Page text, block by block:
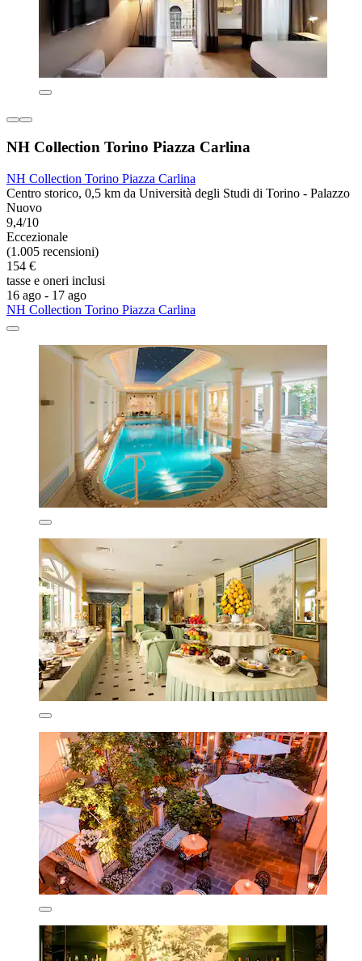
NH Collection Torino Piazza Carlina
NH Collection Torino Piazza Carlina
Centro storico, 0,5 km da Università degli Studi di Torino - Palazzo
Nuovo
9,4/10
Eccezionale
(1.005 recensioni)
154 €
tasse e oneri inclusi
16 ago - 17 ago
NH Collection Torino Piazza Carlina